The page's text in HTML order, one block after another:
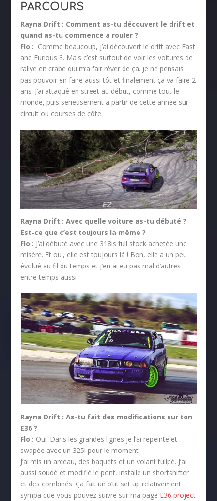
PARCOURS
Rayna Drift : Comment as-tu découvert le drift et
quand as-tu commencé à rouler ?
Flo : Comme beaucoup, j’ai découvert le drift avec Fast
and Furious 3. Mais c’est surtout de voir les voitures de
rallye en crabe qui m’a fait rêver de ça. Je ne pensais
pas pouvoir en faire aussi tôt et finalement ça va faire 2
ans. J’ai attaqué en street au début, comme tout le
monde, puis sérieusement à partir de cette année sur
circuit ou courses de côte.
Rayna Drift : Avec quelle voiture as-tu débuté ?
Est-ce que c’est toujours la même ?
Flo : J’ai débuté avec une 318is full stock achetée une
misère. Et oui, elle est toujours là ! Bon, elle a un peu
évolué au fil du temps et j’en ai eu pas mal d’autres
entre temps aussi.
Rayna Drift : As-tu fait des modifications sur ton
E36 ?
Flo : Oui. Dans les grandes lignes je l’ai repeinte et
swapée avec un 325i pour le moment.
J’ai mis un arceau, des baquets et un volant tulipé. J’ai
aussi soudé et modifié le pont, installé un shortshifter
et des combinés. Ça fait un p’tit set up relativement
sympa que vous pouvez suivre sur ma page E36 project